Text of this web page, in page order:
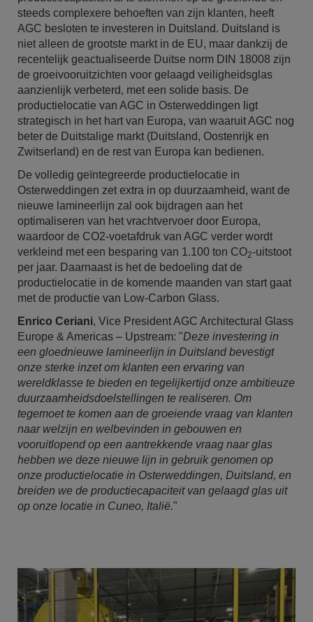
steeds complexere behoeften van zijn klanten, heeft
AGC besloten te investeren in Duitsland. Duitsland is
niet alleen de grootste markt in de EU, maar dankzij de
recentelijk geactualiseerde Duitse norm DIN 18008 zijn
de groeivooruitzichten voor gelaagd veiligheidsglas
aanzienlijk verbeterd, met een solide basis. De
productielocatie van AGC in Osterweddingen ligt
strategisch in het hart van Europa, van waaruit AGC nog
beter de Duitstalige markt (Duitsland, Oostenrijk en
Zwitserland) en de rest van Europa kan bedienen.
De volledig geïntegreerde productielocatie in
Osterweddingen zet extra in op duurzaamheid, want de
nieuwe lamineerlijn zal ook bijdragen aan het
optimaliseren van het vrachtvervoer door Europa,
waardoor de CO2-voetafdruk van AGC verder wordt
verkleind met een besparing van 1.100 ton CO2-uitstoot
per jaar. Daarnaast is het de bedoeling dat de
productielocatie in de komende maanden van start gaat
met de productie van Low-Carbon Glass.
Enrico Ceriani, Vice President AGC Architectural Glass
Europe & Americas – Upstream: "Deze investering in
een gloednieuwe lamineerlijn in Duitsland bevestigt
onze sterke inzet om klanten een ervaring van
wereldklasse te bieden en tegelijkertijd onze ambitieuze
duurzaamheidsdoelstellingen te realiseren. Om
tegemoet te komen aan de groeiende vraag van klanten
naar welzijn en welbevinden in gebouwen en
vooruitlopend op een aantrekkende vraag naar glas
hebben we deze nieuwe lijn in gebruik genomen op
onze productielocatie in Osterweddingen, Duitsland, en
breiden we de productiecapaciteit van gelaagd glas uit
op onze locatie in Cuneo, Italië."